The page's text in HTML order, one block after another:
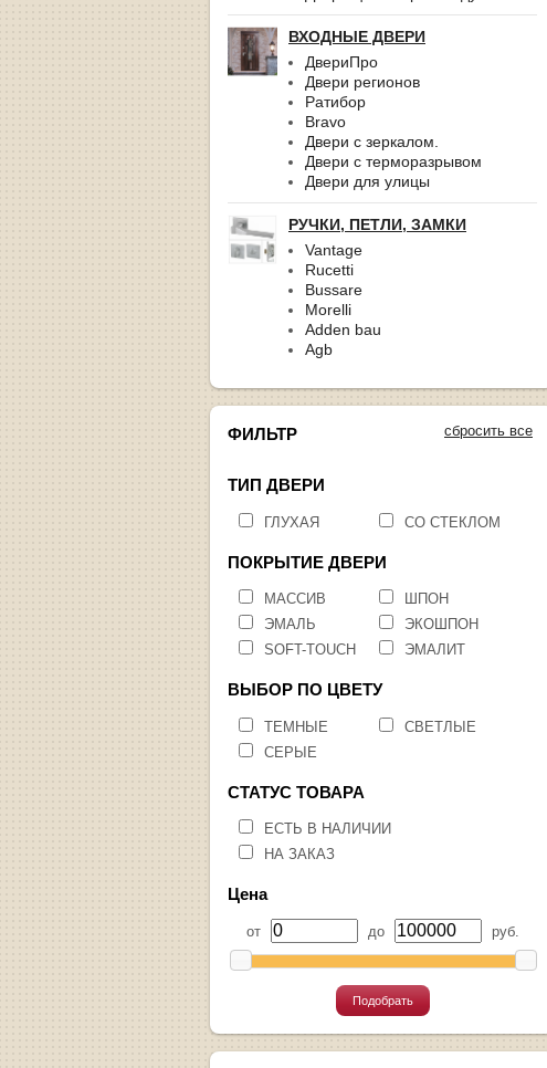
ВХОДНЫЕ ДВЕРИ
ДвериПро
Двери регионов
Ратибор
Bravo
Двери с зеркалом.
Двери с терморазрывом
Двери для улицы
РУЧКИ, ПЕТЛИ, ЗАМКИ
Vantage
Rucetti
Bussare
Morelli
Adden bau
Agb
сбросить все
ФИЛЬТР
ТИП ДВЕРИ
ГЛУХАЯ СО СТЕКЛОМ
ПОКРЫТИЕ ДВЕРИ
МАССИВ
ШПОН
ЭМАЛЬ
ЭКОШПОН
SOFT-TOUCH
ЭМАЛИТ
ВЫБОР ПО ЦВЕТУ
ТЕМНЫЕ
СВЕТЛЫЕ
СЕРЫЕ
СТАТУС ТОВАРА
ЕСТЬ В НАЛИЧИИ
НА ЗАКАЗ
Цена
от до руб.
Подобрать